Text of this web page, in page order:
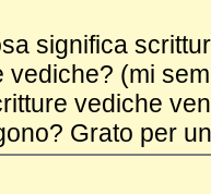
significa
vediche? (mi
vediche
Grato per